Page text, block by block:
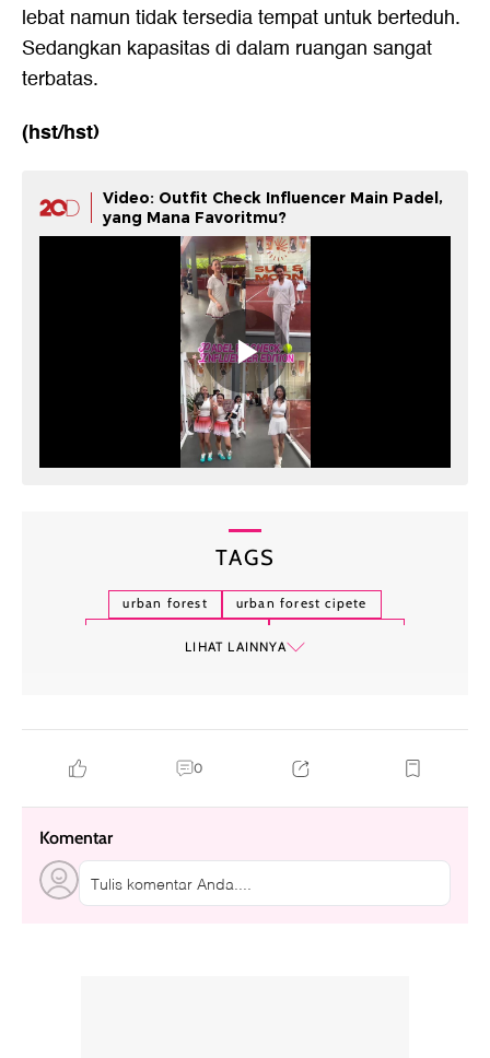
lebat namun tidak tersedia tempat untuk berteduh.
Sedangkan kapasitas di dalam ruangan sangat
terbatas.
(hst/hst)
Video: Outfit Check Influencer Main Padel,
yang Mana Favoritmu?
TAGS
urban forest
urban forest cipete
LIHAT LAINNYA
0
Komentar
Tulis komentar Anda....